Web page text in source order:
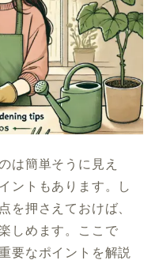
は簡単そうに見え
ントもあります。し
を押さえておけば、
しめます。ここで
要なポイントを解説